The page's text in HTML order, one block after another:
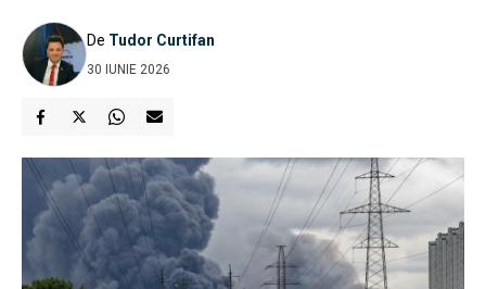
De Tudor Curtifan
30 IUNIE 2026